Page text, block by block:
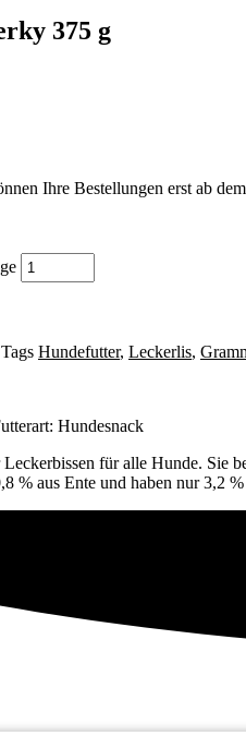
375 g
Ihre Bestellungen erst ab
Tags Hundefutter, Leckerlis,
Hundesnack
für alle Hunde. Sie
% aus Ente und haben nur 3,2